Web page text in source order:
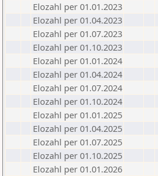
Elozahl per 01.01.2023
Elozahl per 01.04.2023
Elozahl per 01.07.2023
Elozahl per 01.10.2023
Elozahl per 01.01.2024
Elozahl per 01.04.2024
Elozahl per 01.07.2024
Elozahl per 01.10.2024
Elozahl per 01.01.2025
Elozahl per 01.04.2025
Elozahl per 01.07.2025
Elozahl per 01.10.2025
Elozahl per 01.01.2026